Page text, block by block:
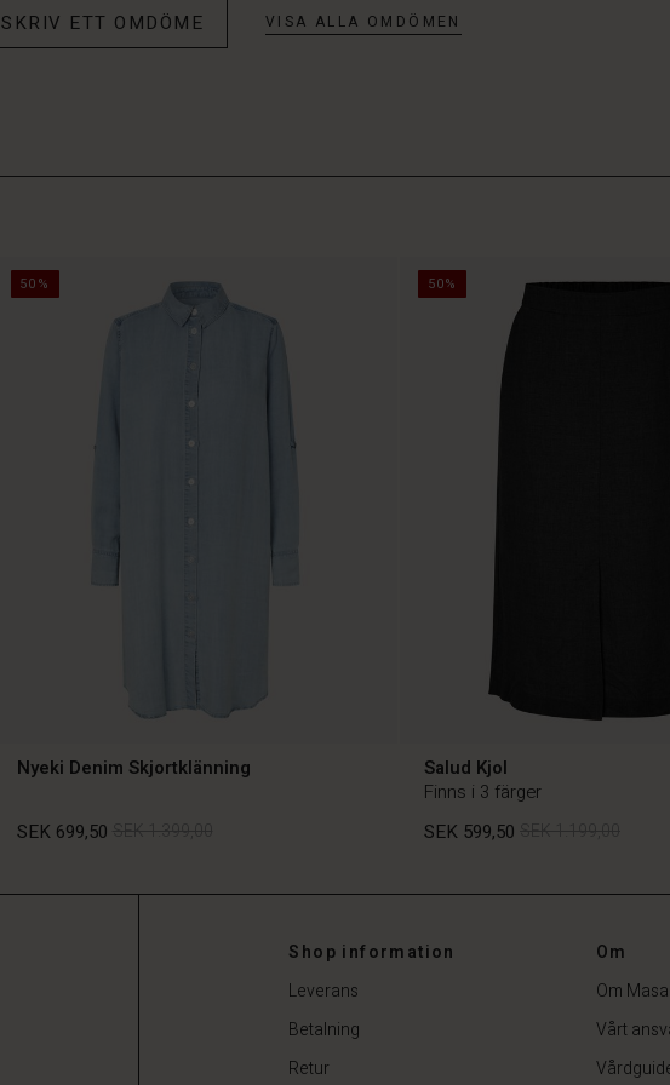
SKRIV ETT OMDÖME VISA ALLA OMDÖMEN
50%
Nyeki Denim Skjortklänning
SEK 699,50
50%
Salud Kjol
Finns i 3 färger
SEK 599,50
SEK 599,50 SEK 1.199,00
Shop information
Leverans
Betalning
Retur
Om
Om
Vårt